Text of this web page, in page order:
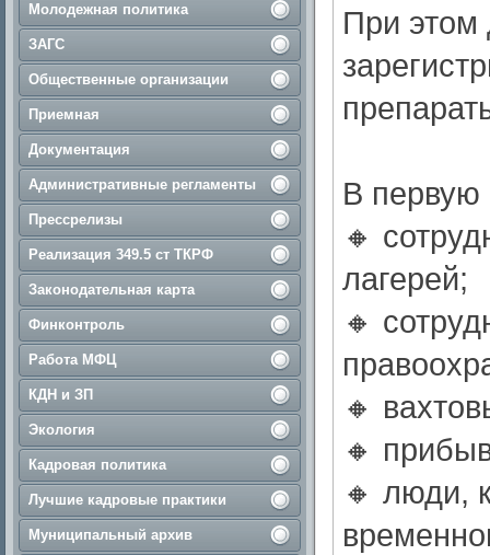
Молодежная политика
ЗАГС
Общественные организации
Приемная
Документация
Административные регламенты
Прессрелизы
Реализация 349.5 ст ТКРФ
Законодательная карта
Финконтроль
Работа МФЦ
КДН и ЗП
Экология
Кадровая политика
Лучшие кадровые практики
Муниципальный архив
При этом
В первую
🔸
лагерей;
🔸
🔸
🔸
🔸 люди,